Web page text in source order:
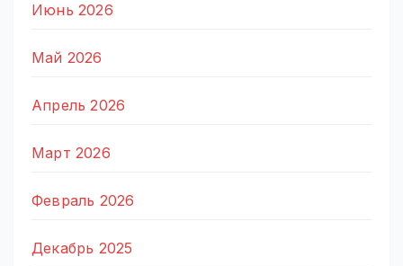
Июнь 2026
Май 2026
Апрель 2026
Март 2026
Февраль 2026
Декабрь 2025